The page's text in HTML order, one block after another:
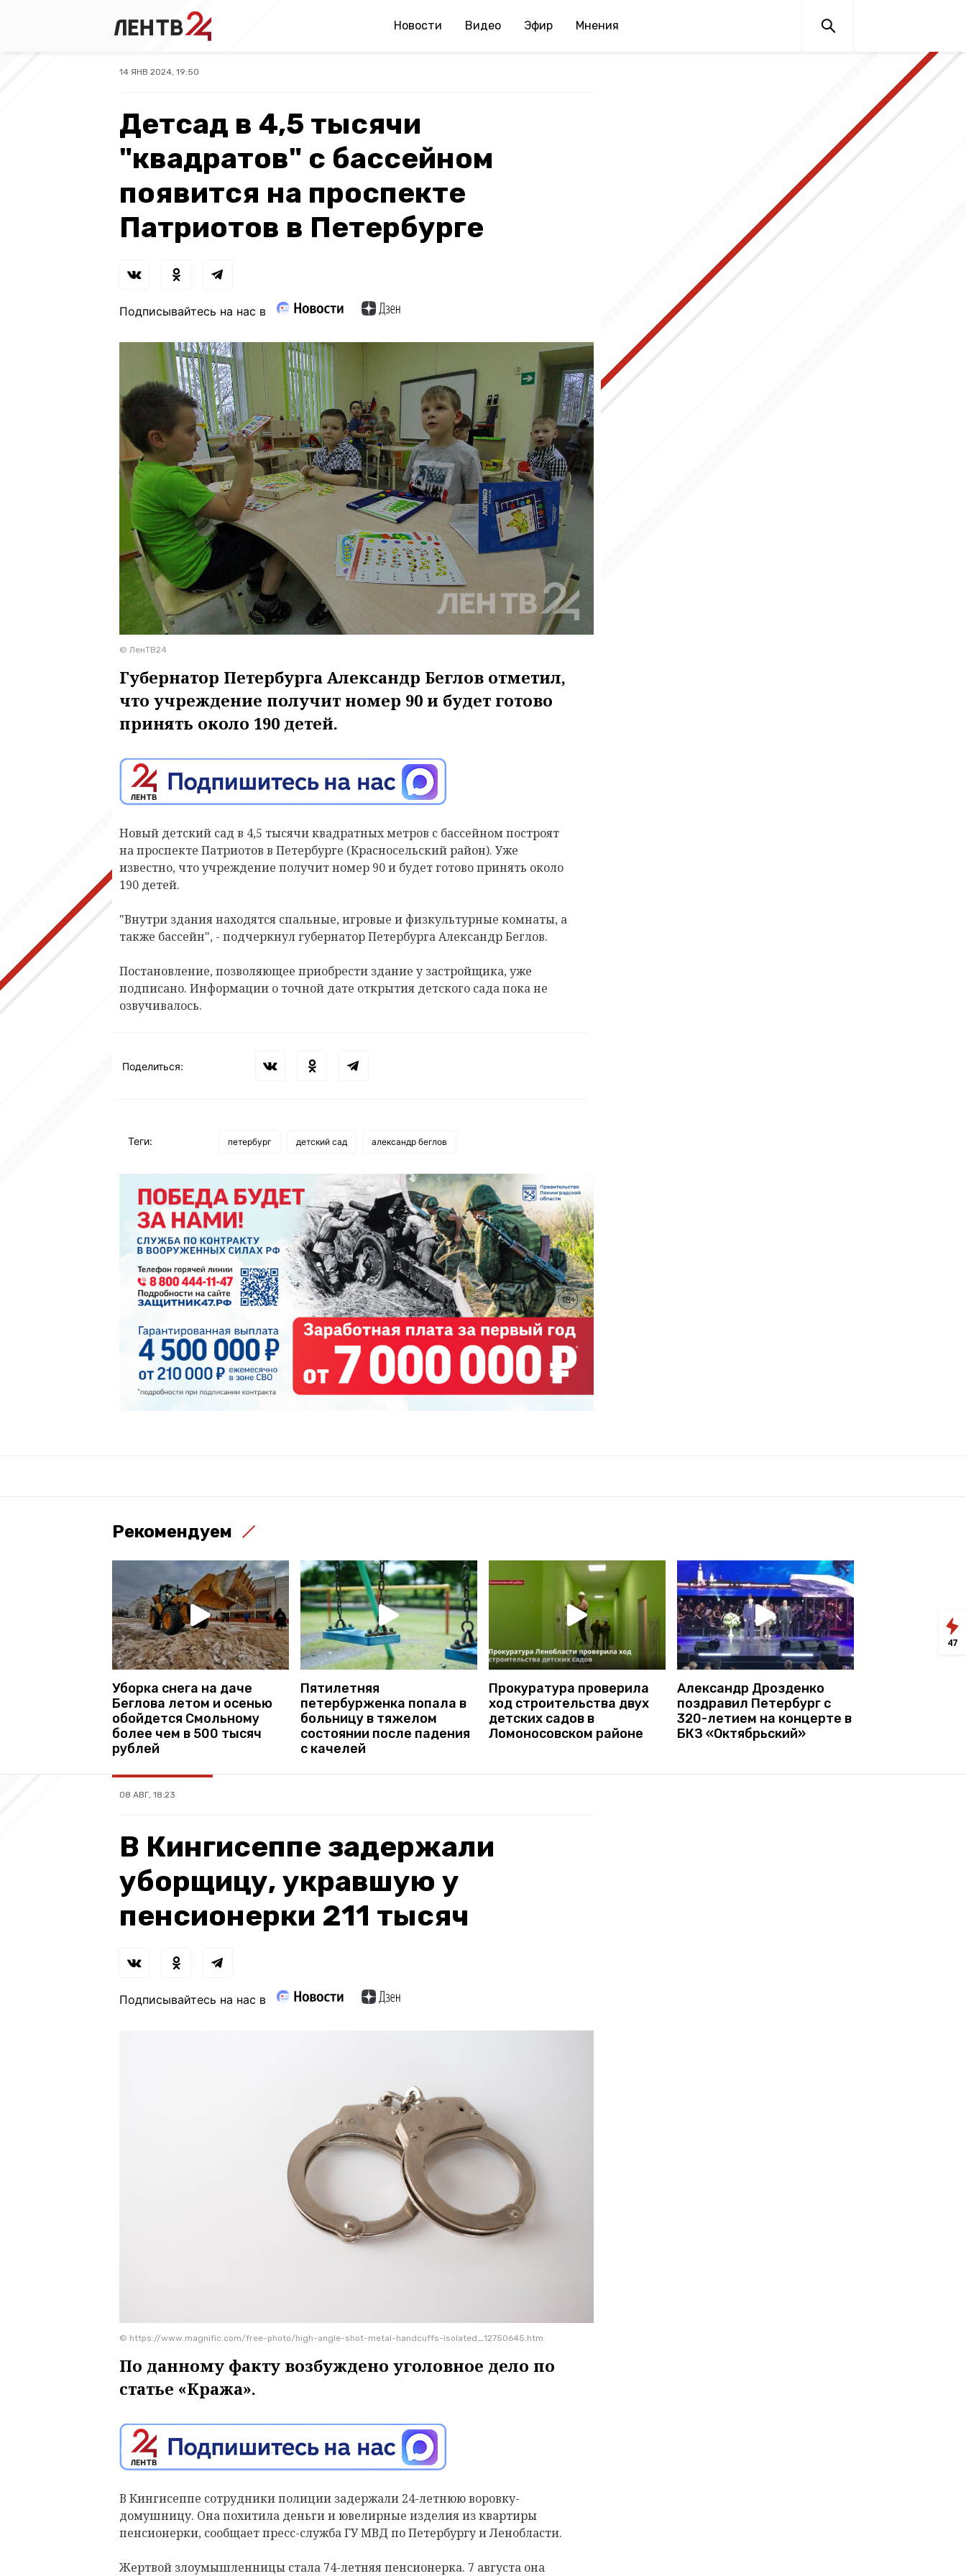
Новости Видео Эфир Мнения
14 ЯНВ 2024, 19:50
Детсад в 4,5 тысячи
"квадратов" с бассейном
появится на проспекте
Патриотов в Петербурге
Подписывайтесь на нас в
© ЛенТВ24
Губернатор Петербурга Александр Беглов отметил,
что учреждение получит номер 90 и будет готово
принять около 190 детей.
Новый детский сад в 4,5 тысячи квадратных метров с бассейном построят
на проспекте Патриотов в Петербурге (Красносельский район). Уже
известно, что учреждение получит номер 90 и будет готово принять около
190 детей.
"Внутри здания находятся спальные, игровые и физкультурные комнаты, а
также бассейн", - подчеркнул губернатор Петербурга Александр Беглов.
Постановление, позволяющее приобрести здание у застройщика, уже
подписано. Информации о точной дате открытия детского сада пока не
озвучивалось.
Поделиться:
Теги: петербург детский сад александр беглов
Рекомендуем
Уборка снега на даче
Беглова летом и осенью
обойдется Смольному
более чем в 500 тысяч
рублей
Пятилетняя
петербурженка попала в
больницу в тяжелом
состоянии после падения
с качелей
Прокуратура проверила
ход строительства двух
детских садов в
Ломоносовском районе
Александр Дрозденко
поздравил Петербург с
320-летием на концерте в
БКЗ «Октябрьский»
08 АВГ, 18:23
В Кингисеппе задержали
уборщицу, укравшую у
пенсионерки 211 тысяч
Подписывайтесь на нас в
© https://www.magnific.com/free-photo/high-angle-shot-metal-handcuffs-isolated_12750645.htm
По данному факту возбуждено уголовное дело по
статье «Кража».
В Кингисеппе сотрудники полиции задержали 24-летнюю воровку-
домушницу. Она похитила деньги и ювелирные изделия из квартиры
пенсионерки, сообщает пресс-служба ГУ МВД по Петербургу и Ленобласти.
Жертвой злоумышленницы стала 74-летняя пенсионерка. 7 августа она
47